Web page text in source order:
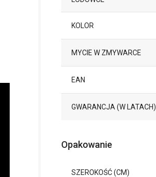
KOLOR
MYCIE W ZMYWARCE
EAN
GWARANCJA (W LATACH)
Opakowanie
SZEROKOŚĆ (CM)